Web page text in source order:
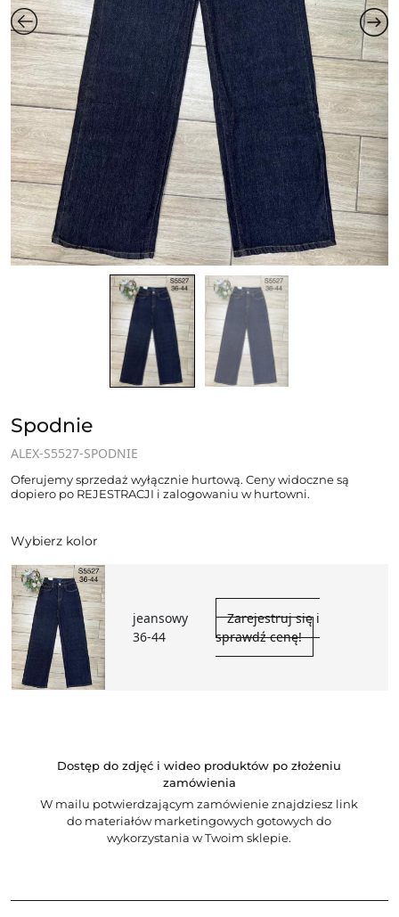
Spodnie
ALEX-S5527-SPODNIE
Oferujemy sprzedaż wyłącznie hurtową. Ceny widoczne są
dopiero po REJESTRACJI i zalogowaniu w hurtowni.
Wybierz kolor
jeansowy
36-44
Zarejestruj się i
sprawdź cenę!
Dostęp do zdjęć i wideo produktów po złożeniu
zamówienia
W mailu potwierdzającym zamówienie znajdziesz link
do materiałów marketingowych gotowych do
wykorzystania w Twoim sklepie.